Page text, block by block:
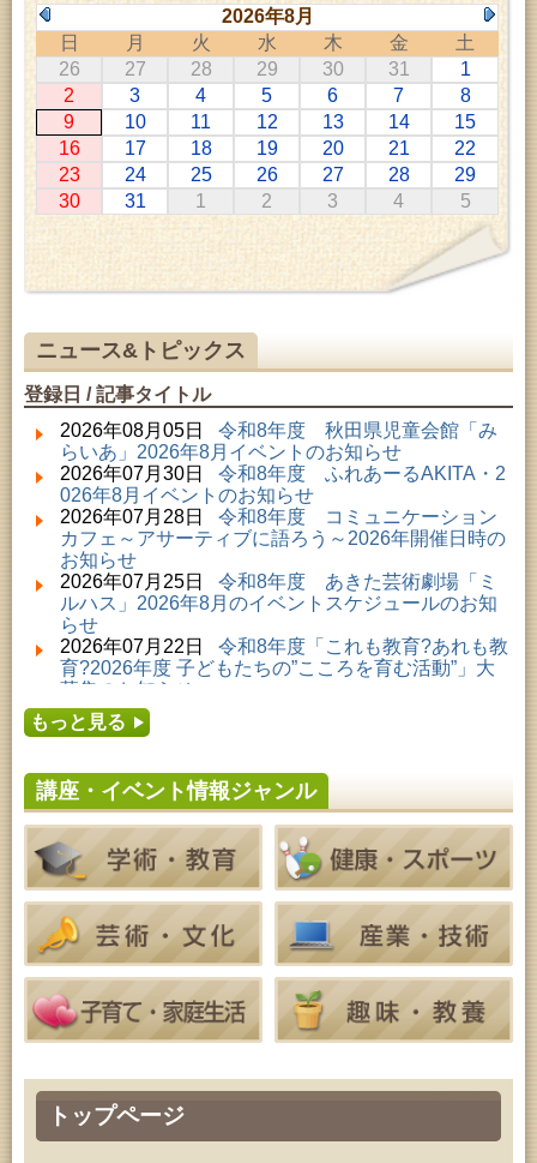
トップページ
2026年06月27日 ～ 2026年09月05日 (秋田市)
令和8年度 あきたスマートカレッジB講座「熟議フ
ァシリテーター講座 ～熟議をつくろう！～」
2026年07月01日 ～ 2026年09月23日 (仙北市)
千葉克介写真展 ～自然の息吹～
2026年07月11日 ～ 2026年08月30日 (秋田市)
特別展「わけあって絶滅しました。展」
2026年07月14日 ～ 2026年08月23日 (秋田市)
子どもの読書活動推進事業「夏休みは図書館へ行こ
う－みんなの読みたい！知りたい！学びたい！をお
手伝いします－」（資料展示）
2026年07月25日 ～ 2026年09月06日 (美郷町)
美郷町学友館特別展「加藤明見 森に生きるツキノワ
グマ～1年の記録～」
子どもの読書活動推進事業「夏休みは図書館へ行こ
う－みんなの読みたい！知りたい！学びたい！をお
手伝いします－」（資料展示）
2026年08月01日 ～ 2026年08月23日 (秋田市)
乳幼児・青少年教育「図書館クイズラリー」
2026年08月01日 ～ 2026年09月23日 (秋田市)
おかえりなさい！佐竹本三十六歌仙絵とゆかりの名
品
2026年08月01日 ～ 2026年09月23日 (秋田市)
佐竹氏の名宝、雄大なる歴史を想う～武と雅～
2026年08月01日 ～ 2026年08月23日 (大館市)
清澄コレクション未公開絵画展
2026年08月01日 ～ 2026年08月25日 (秋田市)
工房雑がみランド2026
2026年08月01日 ～ 2026年08月30日 (秋田市)
乳幼児・青少年教育「夏休み資料展示」
2026年08月01日 ～ 2026年08月16日 (秋田市)
2026年08月01日 ～ 2026年08月30日 (秋田市)
成人教育「研修室開放」
特別展「超写実 ホキ美術館名品展」
2026年08月11日 (秋田市)
令和8年度 椎名雄一郎オルガンレクチャーコンサー
ト
2026年08月14日 (秋田市)
成人教育「古文書解読講座」
2026年08月15日 (秋田市)
乳幼児教育「作ってあそぼう工作会『レインボース
ティック』を作ろう！」
2026年08月15日 (秋田市)
乳幼児教育「パンダのえほん修理屋さん」
2026年08月15日 (秋田市)
乳幼児教育・青少年教育「おはなしの会」
女性教育「ミセスセミナー大住」
2026年08月17日 (秋田市)
家庭教育「わくわく家族講座」
2026年8月
日
月 火 水 木 金
土
26
27 28 29 30 31
1
2
3 4 5 6 7
8
9
10 11 12 13 14
15
16
17 18 19 20 21
22
23
24 25 26 27 28
29
30
31 1 2 3 4 5
ニュース&トピックス
登録日 / 記事タイトル
2026年08月05日 令和8年度 秋田県児童会館「み
らいあ」2026年8月イベントのお知らせ
2026年07月30日 令和8年度 ふれあーるAKITA・2
026年8月イベントのお知らせ
2026年07月28日 令和8年度 コミュニケーション
カフェ～アサーティブに語ろう～2026年開催日時の
お知らせ
2026年07月25日 令和8年度 あきた芸術劇場「ミ
ルハス」2026年8月のイベントスケジュールのお知
らせ
2026年07月22日 令和8年度「これも教育?あれも教
育?2026年度 子どもたちの”こころを育む活動”」大
募集のお知らせ
2026年07月16日
夏休み親子体験教室」募集のお知らせ
らいあ」2026年7月イベントのお知らせ
2026年07月11日令和8年度 あきた芸術劇場「ミ
ルハス」2026年7月のイベントスケジュールのお知
らせ
2026年07月10日令和8年度 株式会社パソナ「キ
ャリアコンサルタント相談」のお知らせ
2026年07月10日令和8年度 株式会社パソナ「キ
ャリア形成リスキリング支援センター」紹介のお知
らせ
もっと見る
講座・イベント情報ジャンル